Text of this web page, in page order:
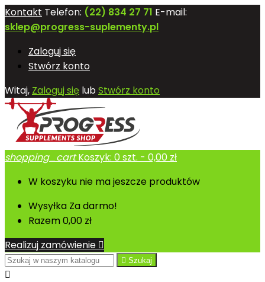
Kontakt Telefon: (22) 834 27 71 E-mail:
sklep@progress-suplementy.pl
Zaloguj się
Stwórz konto
Witaj, Zaloguj się lubStwórz konto
shopping_cart Koszyk: 0szt. - 0,00 zł
W koszyku nie ma jeszcze produktów
Wysyłka Za darmo!
Razem0,00 zł
Realizuj zamówienie 
 Szukaj
